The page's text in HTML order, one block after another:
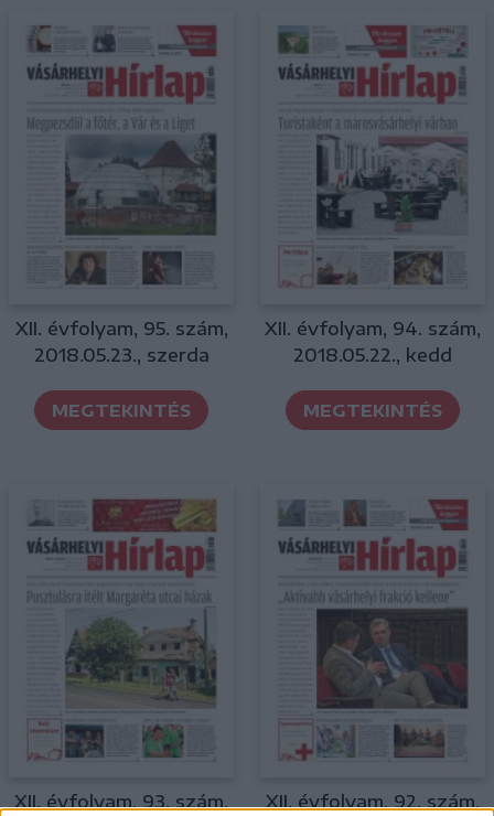
XII. évfolyam, 95. szám,
2018.05.23., szerda
MEGTEKINTÉS
XII. évfolyam, 94. szám,
2018.05.22., kedd
MEGTEKINTÉS
XII. évfolyam, 93. szám,
XII. évfolyam, 92. szám,